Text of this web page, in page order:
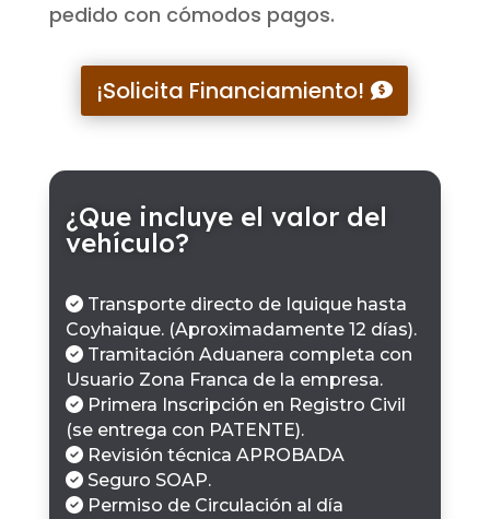
pedido con cómodos pagos.
¡Solicita Financiamiento!
¿Que incluye el valor del
vehículo?
Transporte directo de Iquique hasta
Coyhaique. (Aproximadamente 12 días).
Tramitación Aduanera completa con
Usuario Zona Franca de la empresa.
Primera Inscripción en Registro Civil
(se entrega con PATENTE).
Revisión técnica APROBADA
Seguro SOAP.
Permiso de Circulación al día